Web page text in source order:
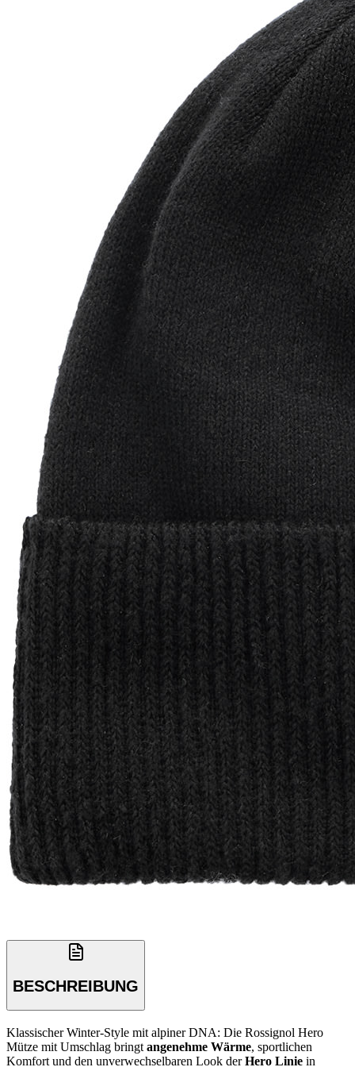
BESCHREIBUNG
Klassischer Winter-Style mit alpiner DNA: Die Rossignol Hero
Mütze mit Umschlag bringt angenehme Wärme, sportlichen
Komfort und den unverwechselbaren Look derHero Linie in